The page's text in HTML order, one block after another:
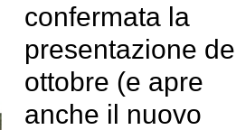
confermata la
presentazione
ottobre (e apre
anche il nuovo